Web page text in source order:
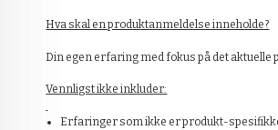
Hva skal en produktanmeldelse inneholde?
Din egen erfaring med fokus på det aktuelle
Vennligst ikke inkluder:
Erfaringer som ikke er produkt-